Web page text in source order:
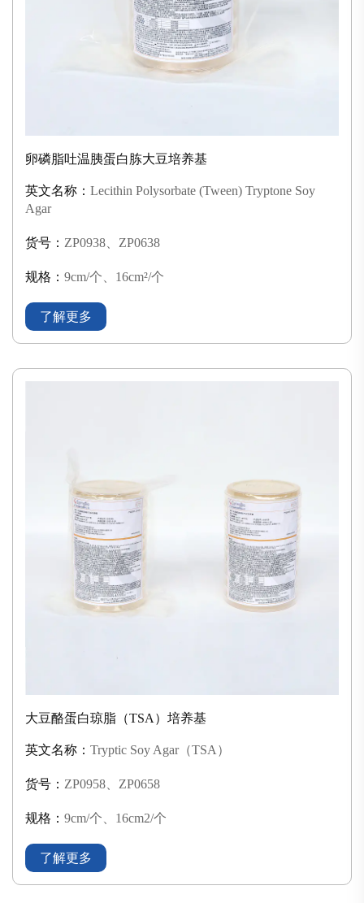
卵磷脂吐温胰蛋白胨大豆培养基
英文名称： Lecithin Polysorbate (Tween) Tryptone Soy
Agar
货号： ZP0938、ZP0638
规格： 9cm/个、16cm²/个
了解更多
大豆酪蛋白琼脂（TSA）培养基
英文名称： Tryptic Soy Agar（TSA）
货号： ZP0958、ZP0658
规格： 9cm/个、16cm2/个
了解更多